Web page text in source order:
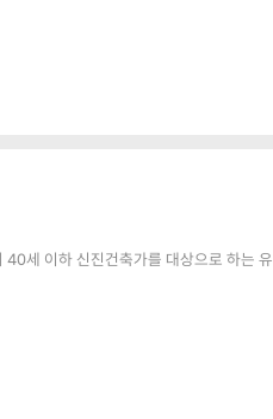
세 이하 신진건축가를 대상으로 하는 유